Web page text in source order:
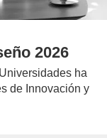
2026
ha
de Innovación y